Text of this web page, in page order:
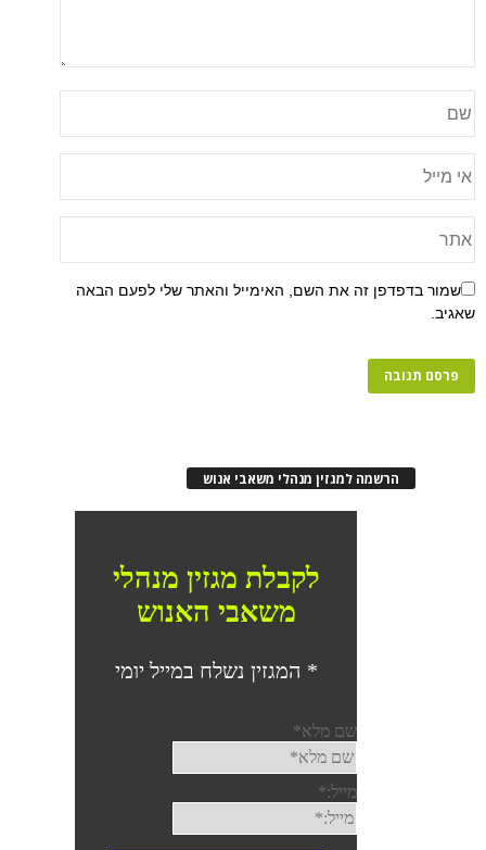
שמור בדפדפן זה את השם, האימייל והאתר שלי לפעם הבאה
שאגיב.
הרשמה למגזין מנהלי משאבי אנוש